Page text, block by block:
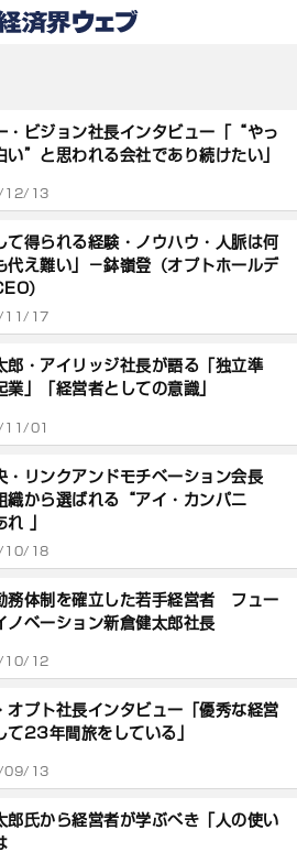
・ビジョン社長インタビュー「“やっ
い”と思われる会社であり続けたい」
12/13
て得られる経験・ノウハウ・人脈は何
代え難い」－鉢嶺登（オプトホールデ
）
11/17
郎・アイリッジ社長が語る「独立準
業」「経営者としての意識」
11/01
・リンクアンドモチベーション会長
織から選ばれる“アイ・カンパニ
」
10/18
務体制を確立した若手経営者 フュー
ノベーション新倉健太郎社長
10/12
オプト社長インタビュー「優秀な経営
て23年間旅をしている」
09/13
郎氏から経営者が学ぶべき「人の使い